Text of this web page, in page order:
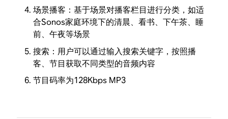
场景播客：基于场景对播客栏目进行分类，如适
合Sonos家庭环境下的清晨、看书、下午茶、睡
前、午夜等场景
搜索：用户可以通过输入搜索关键字，按照播
客、节目获取不同类型的音频内容
节目码率为128Kbps MP3